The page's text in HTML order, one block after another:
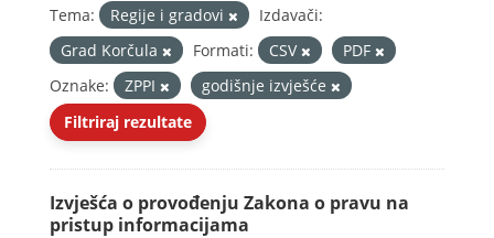
Tema: Regije i gradovi
Izdavači:
Grad Korčula
Formati: CSV
PDF
Oznake:
ZPPI
godišnje izvješće
Filtriraj rezultate
Izvješća o provođenju Zakona o pravu na
pristup informacijama